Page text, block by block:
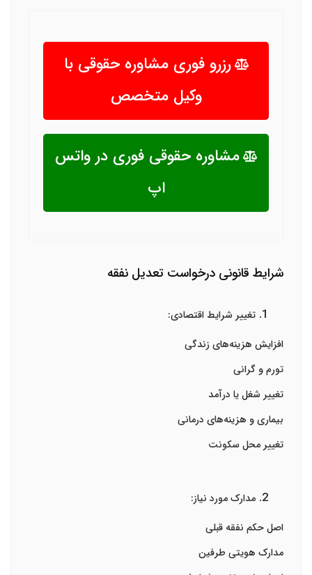
رزرو فوری مشاوره حقوقی با
وکیل متخصص
مشاوره حقوقی فوری در واتس
اپ
شرایط قانونی درخواست تعدیل نفقه
تغییر شرایط اقتصادی:
افزایش هزینه‌های زندگی
تورم و گرانی
تغییر شغل یا درآمد
بیماری و هزینه‌های درمانی
تغییر محل سکونت
مدارک مورد نیاز:
اصل حکم نفقه قبلی
مدارک هویتی طرفین